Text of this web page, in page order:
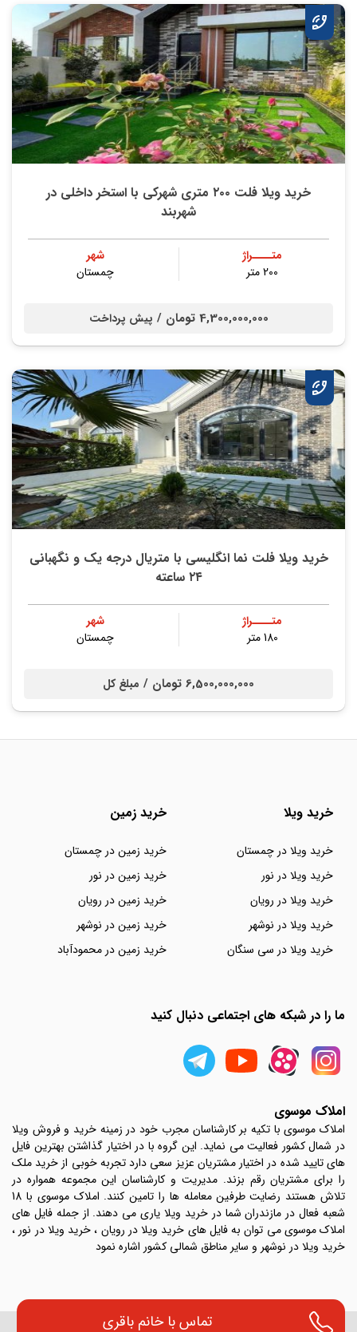
تماس با خانم باقری
خريد ويلا فلت ٢٠٠ متري شهركي با استخر داخلي در
شهربند
متــــراژ
200 متر
شهر
چمستان
4,300,000,000 تومان / پیش پرداخت
خريد ویلا فلت نما انگلیسی با متریال درجه‌ یک و نگهبانی
۲۴ ساعته
متــــراژ
180 متر
شهر
چمستان
6,500,000,000 تومان / مبلغ کل
خرید ویلا
خرید ویلا در چمستان
خرید ویلا در نور
خرید ویلا در رویان
خرید ویلا در نوشهر
خرید ویلا در سی سنگان
خرید زمین
خرید زمین در چمستان
خرید زمین در نور
خرید زمین در رویان
خرید زمین در نوشهر
خرید زمین در محمودآباد
ما را در شبکه های اجتماعی دنبال کنید
املاک موسوی
املاک موسوی با تکیه بر کارشناسان مجرب خود در زمینه خرید و فروش ویلا
در شمال کشور فعالیت می نماید. این گروه با در اختیار گذاشتن بهترین فایل
های تایید شده در اختیار مشتریان عزیز سعی دارد تجربه خوبی از خرید ملک
را برای مشتریان رقم بزند. مدیریت و کارشناسان این مجموعه همواره در
تلاش هستند رضایت طرفین معامله ها را تامین کنند. املاک موسوی با 18
شعبه فعال در مازندران شما در خرید ویلا یاری می دهند. از جمله فایل های
املاک موسوی می توان به فایل های خرید ویلا در رویان ، خرید ویلا در نور ،
خرید ویلا در نوشهر و سایر مناطق شمالی کشور اشاره نمود